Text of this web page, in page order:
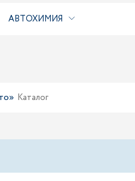
АВТОХИМИЯ
Каталог